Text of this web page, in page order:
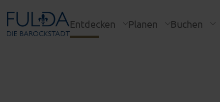
Entdecken Planen Buchen